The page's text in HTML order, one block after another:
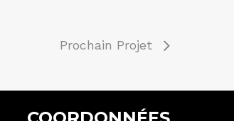
Prochain Projet